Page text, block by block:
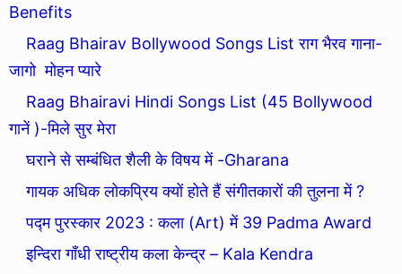
Benefits
Raag Bhairav Bollywood Songs List राग भैरव गाना-
जागो मोहन प्यारे
Raag Bhairavi Hindi Songs List (45 Bollywood
गानें )-मिले सुर मेरा
घराने से सम्बंधित शैली के विषय में -Gharana
गायक अधिक लोकप्रिय क्यों होते हैं संगीतकारों की तुलना में ?
पद्म पुरस्कार 2023 : कला (Art) में 39 Padma Award
इन्दिरा गाँधी राष्ट्रीय कला केन्द्र – Kala Kendra